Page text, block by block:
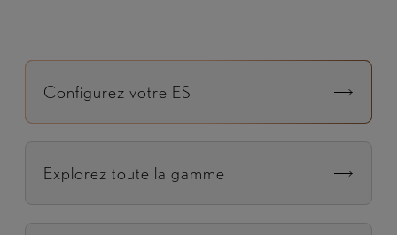
Configurez votre ES
Explorez toute la gamme